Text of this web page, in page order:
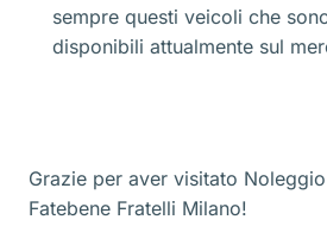
sempre questi veicoli che
disponibili attualmente sul
Grazie per aver visitato
Fatebene Fratelli Milano!